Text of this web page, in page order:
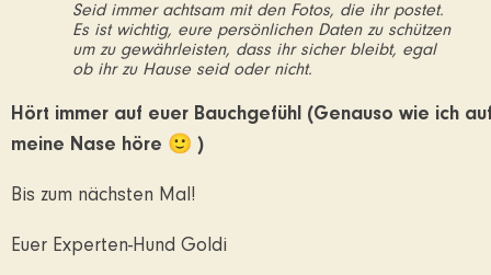
Seid immer achtsam mit den Fotos, die ihr postet.
Es ist wichtig, eure persönlichen Daten zu schützen
um zu gewährleisten, dass ihr sicher bleibt, egal
ob ihr zu Hause seid oder nicht.
Hört immer auf euer Bauchgefühl (Genauso wie ich
meine Nase höre 🙂 )
Bis zum nächsten Mal!
Euer Experten-Hund Goldi